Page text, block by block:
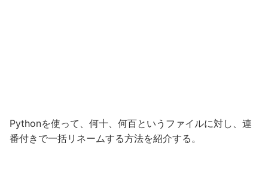
Pythonを使って、何十、何百というファイルに対し、連
番付きで一括リネームする方法を紹介する。